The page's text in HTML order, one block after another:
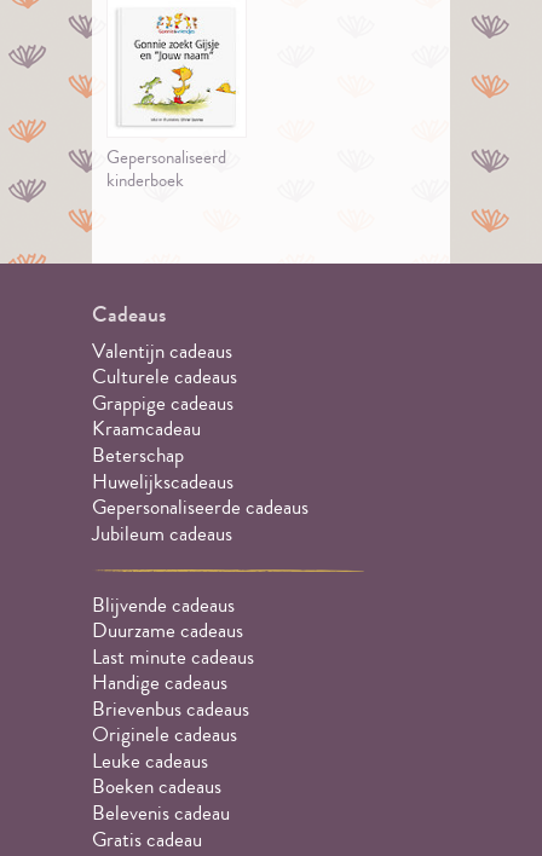
Gepersonaliseerd
kinderboek
Cadeaus
Valentijn cadeaus
Culturele cadeaus
Grappige cadeaus
Kraamcadeau
Beterschap
Huwelijkscadeaus
Gepersonaliseerde cadeaus
Jubileum cadeaus
Blijvende cadeaus
Duurzame cadeaus
Last minute cadeaus
Handige cadeaus
Brievenbus cadeaus
Originele cadeaus
Leuke cadeaus
Boeken cadeaus
Belevenis cadeau
Gratis cadeau